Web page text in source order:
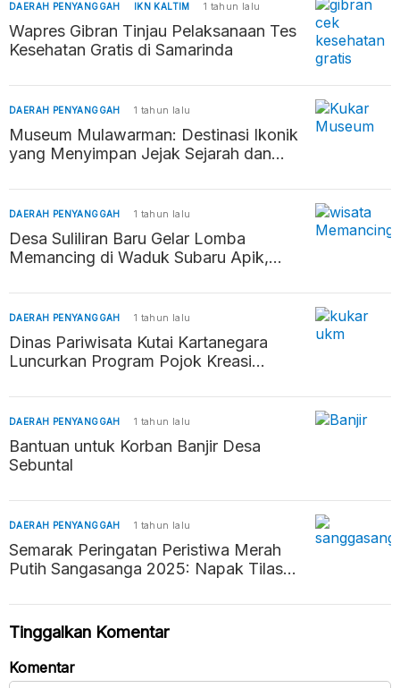
DAERAH PENYANGGAH IKN KALTIM 1 tahun lalu
Wapres Gibran Tinjau Pelaksanaan Tes
Kesehatan Gratis di Samarinda
DAERAH PENYANGGAH 1 tahun lalu
Museum Mulawarman: Destinasi Ikonik
yang Menyimpan Jejak Sejarah dan
DAERAH PENYANGGAH 1 tahun lalu
Desa Suliliran Baru Gelar Lomba
Memancing di Waduk Subaru Apik,
Silaturahmi
DAERAH PENYANGGAH 1 tahun lalu
Dinas Pariwisata Kutai Kartanegara
Luncurkan Program Pojok Kreasi
Lokal
DAERAH PENYANGGAH 1 tahun lalu
Bantuan untuk Korban Banjir Desa
Sebuntal
DAERAH PENYANGGAH 1 tahun lalu
Semarak Peringatan Peristiwa Merah
Putih Sangasanga 2025: Napak Tilas
Tinggalkan Komentar
Komentar